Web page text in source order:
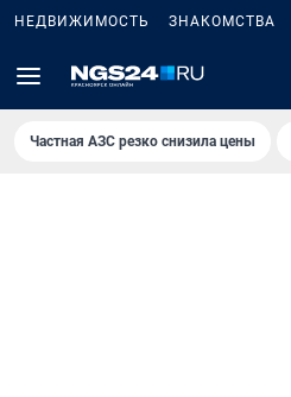
НЕДВИЖИМОСТЬ ЗНАКОМСТВА
Частная АЗС резко снизила цены